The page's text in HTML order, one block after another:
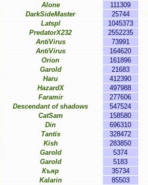
Alone 111309
DarkSideMaster 25744
Latspl 1045373
PredatorX232 2552235
AntiVirus 73991
AntiVirus 164620
Orion 161896
Garold 21683
Haru 412390
HazardX 497988
Faramir 277606
Descendant of shadows 547524
CatSam 158580
Din 696310
Tantis 328472
Kish 283850
Garold 5374
Garold 5183
Къяр 35734
Kalarin 85503